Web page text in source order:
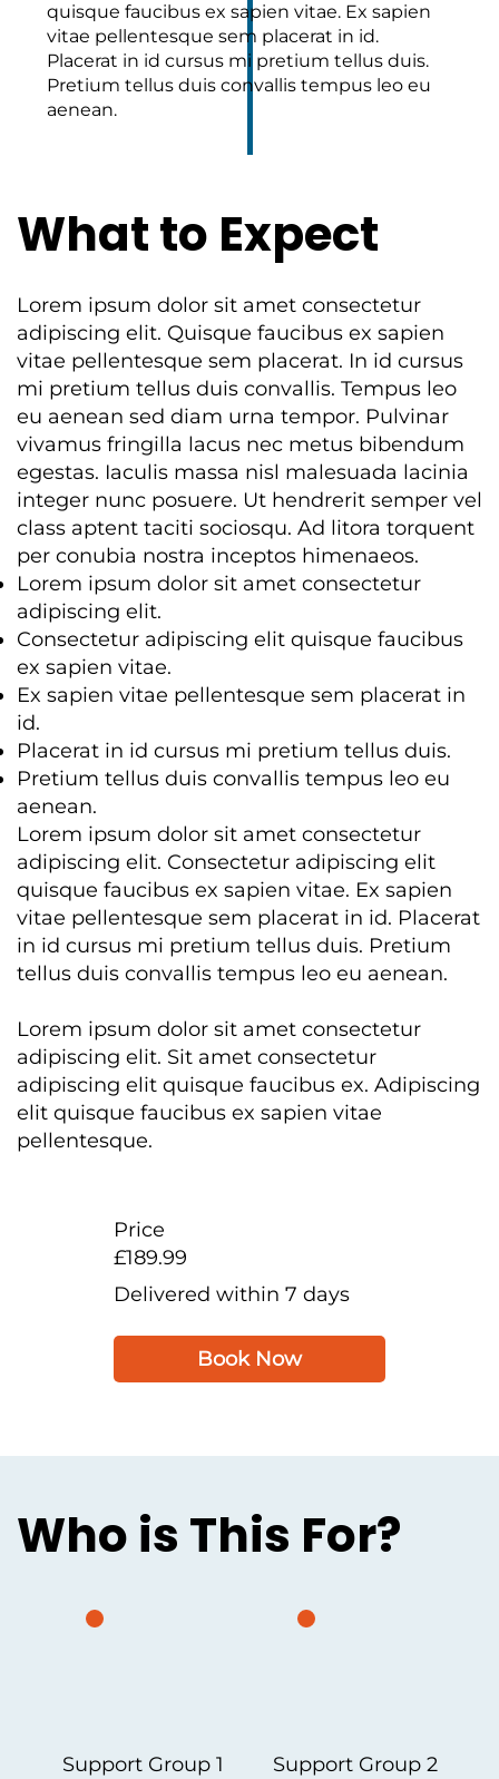
quisque faucibus ex sapien vitae. Ex sapien
vitae pellentesque sem placerat in id.
Placerat in id cursus mi pretium tellus duis.
Pretium tellus duis convallis tempus leo eu
aenean.
What to Expect
Lorem ipsum dolor sit amet consectetur
adipiscing elit. Quisque faucibus ex sapien
vitae pellentesque sem placerat. In id cursus
mi pretium tellus duis convallis. Tempus leo
eu aenean sed diam urna tempor. Pulvinar
vivamus fringilla lacus nec metus bibendum
egestas. Iaculis massa nisl malesuada lacinia
integer nunc posuere. Ut hendrerit semper vel
class aptent taciti sociosqu. Ad litora torquent
per conubia nostra inceptos himenaeos.
Lorem ipsum dolor sit amet consectetur
adipiscing elit.
Consectetur adipiscing elit quisque faucibus
ex sapien vitae.
Ex sapien vitae pellentesque sem placerat in
id.
Placerat in id cursus mi pretium tellus duis.
Pretium tellus duis convallis tempus leo eu
aenean.
Lorem ipsum dolor sit amet consectetur
adipiscing elit. Consectetur adipiscing elit
quisque faucibus ex sapien vitae. Ex sapien
vitae pellentesque sem placerat in id. Placerat
in id cursus mi pretium tellus duis. Pretium
tellus duis convallis tempus leo eu aenean.
Lorem ipsum dolor sit amet consectetur
adipiscing elit. Sit amet consectetur
adipiscing elit quisque faucibus ex. Adipiscing
elit quisque faucibus ex sapien vitae
pellentesque.
Price
£189.99
Delivered within 7 days
Book Now
Support Group 1 Support Group 2
Who is This For?